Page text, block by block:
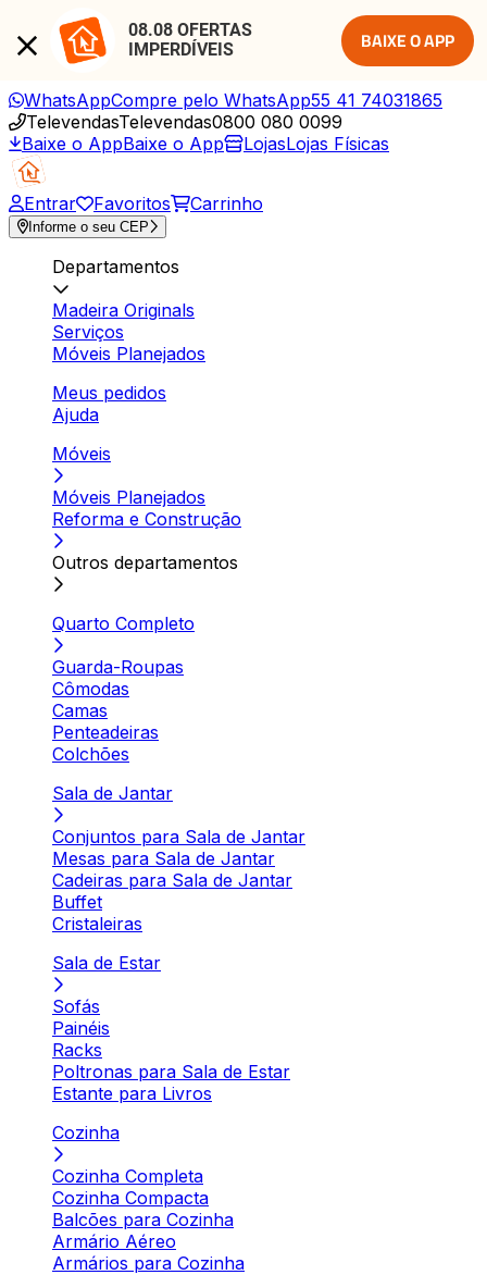
08.08 OFERTAS
IMPERDÍVEIS
BAIXE O APP
WhatsAppCompre pelo WhatsApp55 41 74031865
TelevendasTelevendas0800 080 0099
Baixe o AppBaixe o App LojasLojas Físicas
Entrar Favoritos Carrinho
Informe o seu CEP
Departamentos
Madeira Originals
Serviços
Móveis Planejados
Meus pedidos
Ajuda
Móveis
Móveis Planejados
Reforma e Construção
Outros departamentos
Quarto Completo
Guarda-Roupas
Cômodas
Camas
Penteadeiras
Colchões
Sala de Jantar
Conjuntos para Sala de Jantar
Mesas para Sala de Jantar
Cadeiras para Sala de Jantar
Buffet
Cristaleiras
Sala de Estar
Sofás
Painéis
Racks
Poltronas para Sala de Estar
Estante para Livros
Cozinha
Cozinha Completa
Cozinha Compacta
Balcões para Cozinha
Armário Aéreo
Armários para Cozinha